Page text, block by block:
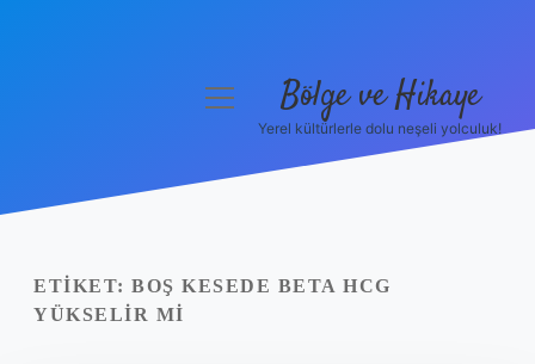
Yasal Uyarı
menüyü
Bölge ve Hikaye
Yerel kültürlerle dolu neşeli yolculuk!
ETIKET: BOŞ KESEDE BETA HCG
YÜKSELIR MI